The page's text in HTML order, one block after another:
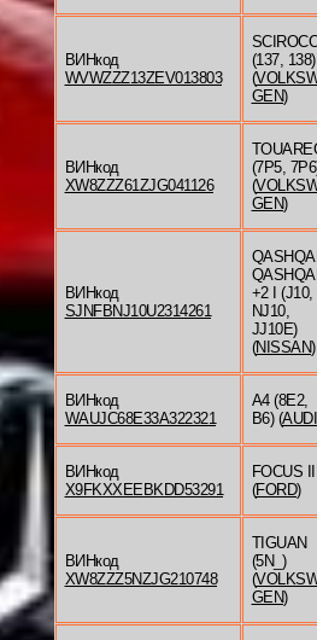
ВИНкод
WVWZZZ13ZEV013803
(137, 138)
(
GEN)
ВИНкод
XW8ZZZ61ZJG041126
(7P5,
(
GEN)
ВИНкод
SJNFBNJ10U2314261
QASHQAI
+2 I (J10,
NJ10,
JJ10E)
(NISSAN)
ВИНкод
WAUJC68E33A322321
A4 (8E2,
B6) (AUDI
ВИНкод
X9FKXXEEBKDD53291
FOCUS III
(FORD)
ВИНкод
XW8ZZZ5NZJG210748
TIGUAN
(5N_)
(
GEN)